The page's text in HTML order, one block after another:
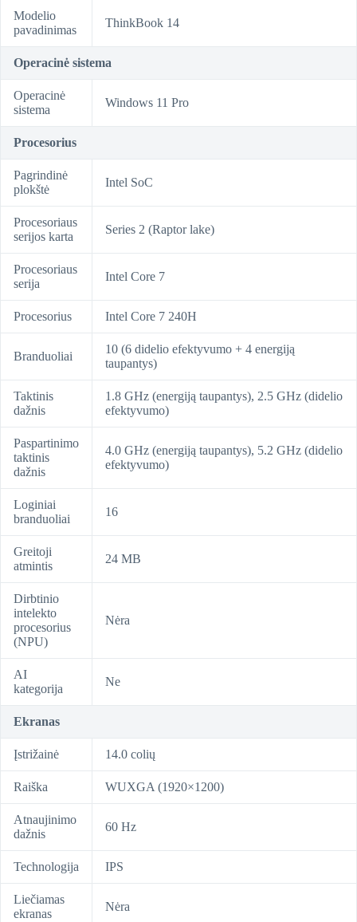
Modelio
pavadinimas
ThinkBook 14
Operacinė sistema
Operacinė
sistema
Windows 11 Pro
Procesorius
Pagrindinė
plokštė
Intel SoC
Procesoriaus
serijos karta
Series 2 (Raptor lake)
Procesoriaus
serija
Intel Core 7
Procesorius Intel Core 7 240H
Branduoliai
10 (6 didelio efektyvumo + 4 energiją
taupantys)
Taktinis
dažnis
1.8 GHz (energiją taupantys), 2.5 GHz (didelio
efektyvumo)
Paspartinimo
taktinis
dažnis
4.0 GHz (energiją taupantys), 5.2 GHz (didelio
efektyvumo)
Loginiai
branduoliai
16
Greitoji
atmintis
24 MB
Dirbtinio
intelekto
procesorius
(NPU)
Nėra
AI
kategorija
Ne
Ekranas
Įstrižainė 14.0 colių
Raiška WUXGA (1920×1200)
Atnaujinimo
dažnis
60 Hz
Technologija IPS
Liečiamas
ekranas
Nėra